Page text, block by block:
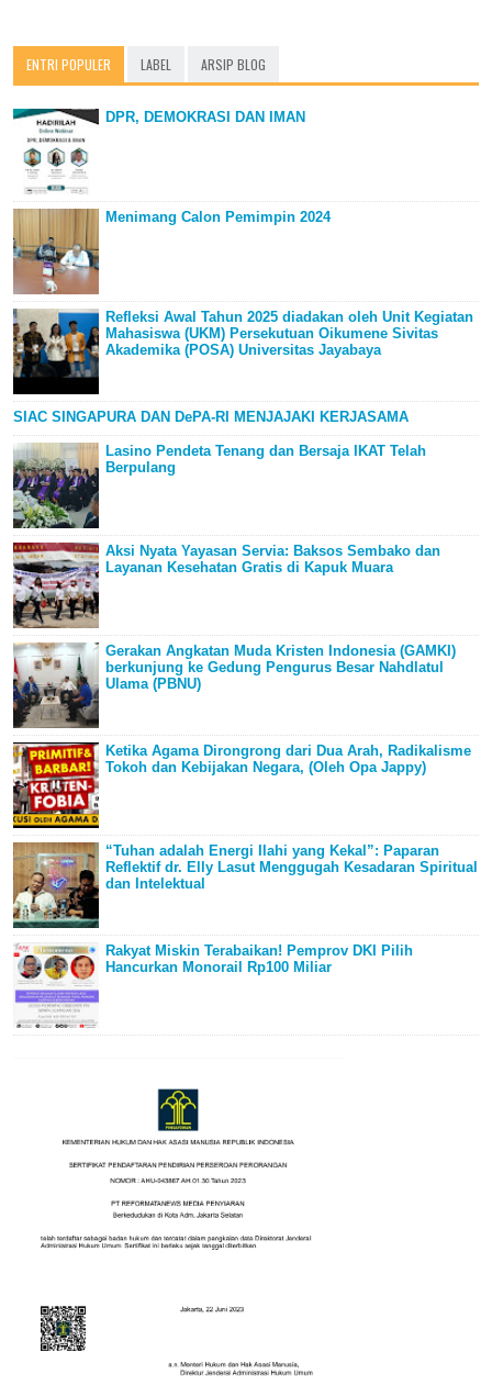
ENTRI POPULER LABEL ARSIP BLOG
DPR, DEMOKRASI DAN IMAN
Menimang Calon Pemimpin 2024
Refleksi Awal Tahun 2025 diadakan oleh Unit Kegiatan
Mahasiswa (UKM) Persekutuan Oikumene Sivitas
Akademika (POSA) Universitas Jayabaya
SIAC SINGAPURA DAN DePA-RI MENJAJAKI KERJASAMA
Lasino Pendeta Tenang dan Bersaja IKAT Telah
Berpulang
Aksi Nyata Yayasan Servia: Baksos Sembako dan
Layanan Kesehatan Gratis di Kapuk Muara
Gerakan Angkatan Muda Kristen Indonesia (GAMKI)
berkunjung ke Gedung Pengurus Besar Nahdlatul
Ulama (PBNU)
Ketika Agama Dirongrong dari Dua Arah, Radikalisme
Tokoh dan Kebijakan Negara, (Oleh Opa Jappy)
“Tuhan adalah Energi Ilahi yang Kekal”: Paparan
Reflektif dr. Elly Lasut Menggugah Kesadaran Spiritual
dan Intelektual
Rakyat Miskin Terabaikan! Pemprov DKI Pilih
Hancurkan Monorail Rp100 Miliar